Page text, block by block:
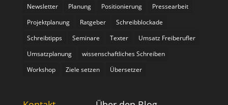
Newsletter
Planung Positionierung
Pressearbeit
Projektplanung
Ratgeber
Schreibblockade
Schreibtipps
Seminare Texter
Umsatz Freiberufler
Umsatzplanung
wissenschaftliches Schreiben
Workshop
Ziele setzen Übersetzer